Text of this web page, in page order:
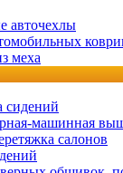
авточехлы
меха
сидений
машинная
салонов